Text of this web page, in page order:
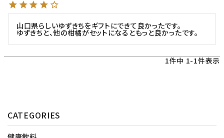
山口県らしいゆずきちをギフトにできて良かったです。
ゆずきちと、他の柑橘がセットになるともっと良かったです。
1件中 1-1件表示
CATEGORIES